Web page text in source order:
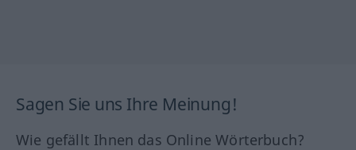
Sagen Sie uns Ihre Meinung!
Wie gefällt Ihnen das Online Wörterbuch?